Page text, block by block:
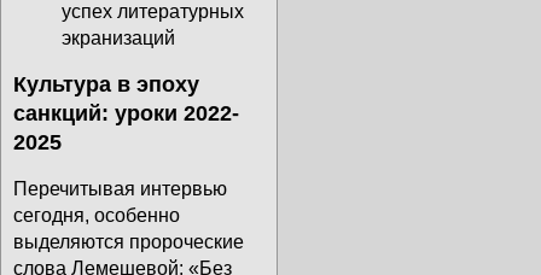
успех литературных
экранизаций
Культура в эпоху
санкций: уроки 2022-
2025
Перечитывая интервью
сегодня, особенно
выделяются пророческие
слова Лемешевой: «Без